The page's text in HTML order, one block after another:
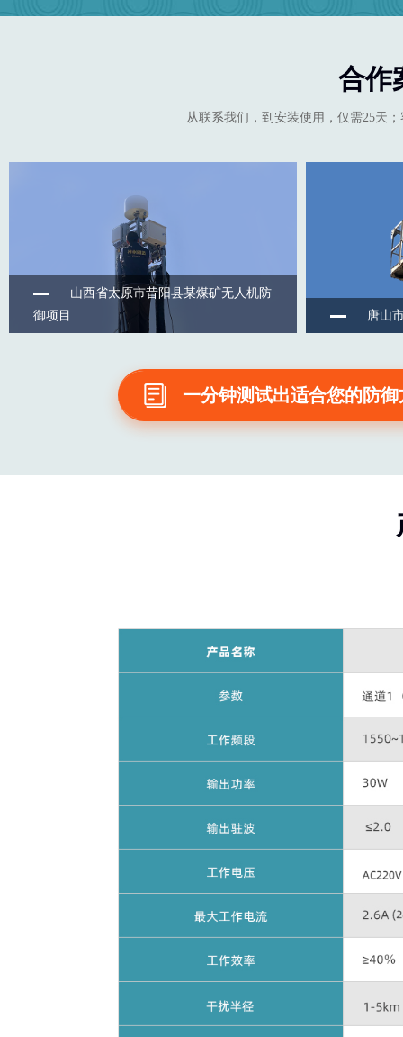
合作
从联系我们，到安装使用，仅需25天
山西省太原市昔阳县某煤矿无人机防
御项目
唐山
一分钟测试出适合您的防御